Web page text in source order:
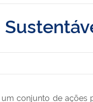
conjunto de